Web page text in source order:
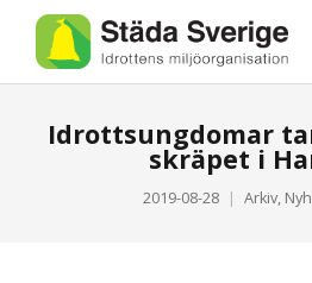
Idrottsungdomar
skräpet i
2019-08-28 Arkiv,